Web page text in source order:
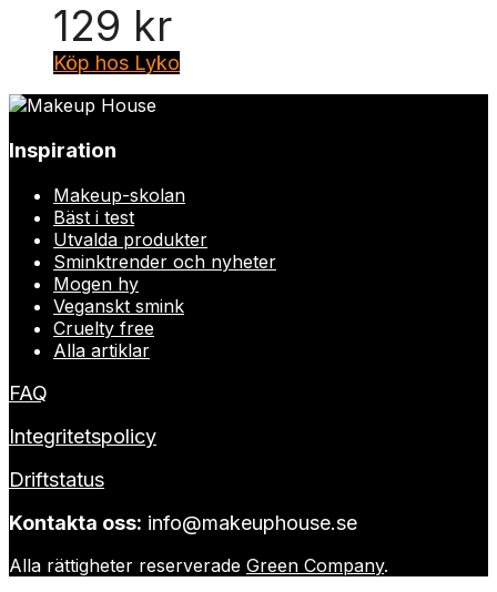
129 kr
Köp hos Lyko
Inspiration
Makeup-skolan
Bäst i test
Utvalda produkter
Sminktrender och nyheter
Mogen hy
Veganskt smink
Cruelty free
Alla artiklar
FAQ
Integritetspolicy
Driftstatus
Kontakta oss: info@makeuphouse.se
Alla rättigheter reserverade Green Company.